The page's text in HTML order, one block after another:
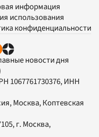
информация
использования
конфиденциальности
новости дня
1067761730376, ИНН
Москва, Коптевская
, г. Москва,